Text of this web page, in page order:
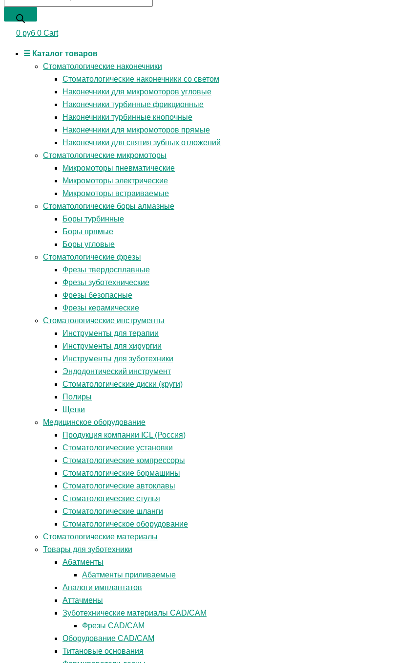
0 руб 0 Cart
☰ Каталог товаров
Стоматологические наконечники
Стоматологические наконечники со светом
Наконечники для микромоторов угловые
Наконечники турбинные фрикционные
Наконечники турбинные кнопочные
Наконечники для микромоторов прямые
Наконечники для снятия зубных отложений
Стоматологические микромоторы
Микромоторы пневматические
Микромоторы электрические
Микромоторы встраиваемые
Стоматологические боры алмазные
Боры турбинные
Боры прямые
Боры угловые
Стоматологические фрезы
Фрезы твердосплавные
Фрезы зуботехнические
Фрезы безопасные
Фрезы керамические
Стоматологические инструменты
Инструменты для терапии
Инструменты для хирургии
Инструменты для зуботехники
Эндодонтический инструмент
Стоматологические диски (круги)
Полиры
Щетки
Медицинское оборудование
Продукция компании ICL (Россия)
Стоматологические установки
Стоматологические компрессоры
Стоматологические бормашины
Стоматологические автоклавы
Стоматологические стулья
Стоматологические шланги
Стоматологическое оборудование
Стоматологические материалы
Товары для зуботехники
Абатменты
Абатменты приливаемые
Аналоги имплантатов
Аттачмены
Зуботехнические материалы CAD/CAM
Фрезы CAD/CAM
Оборудование CAD/CAM
Титановые основания